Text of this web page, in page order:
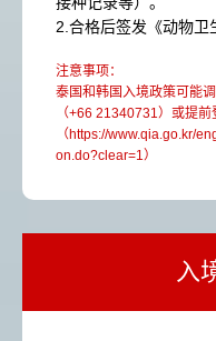
2.合格后签发《动物卫
注意事项：
泰国和韩国入境政策可能
（+66 21340731）或提
（https://www.qia.go.kr/
on.do?clear=1）
入